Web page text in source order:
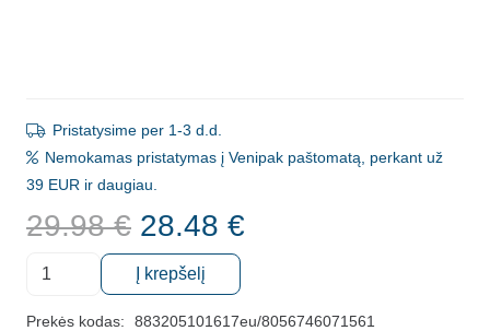
Pristatysime per 1-3 d.d.
Nemokamas pristatymas į Venipak paštomatą, perkant už
39 EUR ir daugiau.
29.98€ Original
price
was:
29.98 €.
28.48 €
produkto
Balinanti
Į krepšelį
Prekės kodas: 883205101617eu/8056746071561